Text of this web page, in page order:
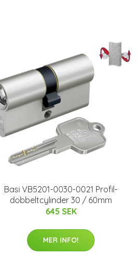
Basi VB5201-0030-0021 Profil-
dobbeltcylinder 30 / 60mm
645 SEK
MER INFO!